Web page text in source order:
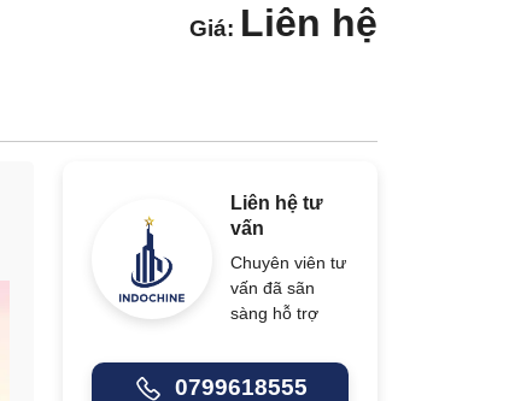
Giá: Liên hệ
Liên hệ tư
vấn
Chuyên viên tư
vấn đã sãn
sàng hỗ trợ
0799618555